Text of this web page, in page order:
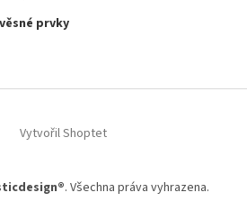
prvky
Vytvořil Shoptet
. Všechna práva vyhrazena.